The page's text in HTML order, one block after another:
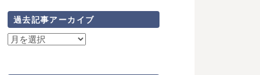
過去記事アーカイブ
過